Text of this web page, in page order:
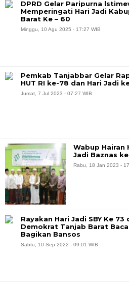
DPRD Gelar Paripurna
Memperingati Hari Jadi
Barat Ke – 60
Minggu, 10 Agu 2025 - 17:27 WIB
Pemkab Tanjabbar Gelar
HUT RI ke-78 dan Hari Jadi
Jumat, 7 Jul 2023 - 07:27 WIB
Wabup Hairan
Jadi Baznas
Rabu, 18 Jan 2023 -
Rayakan Hari Jadi SBY Ke 73
Demokrat Tanjab Barat
Bagikan Bansos
Sabtu, 10 Sep 2022 - 09:01 WIB